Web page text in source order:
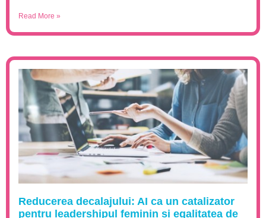
Read More »
Reducerea decalajului: AI ca un catalizator
pentru leadershipul feminin și egalitatea de